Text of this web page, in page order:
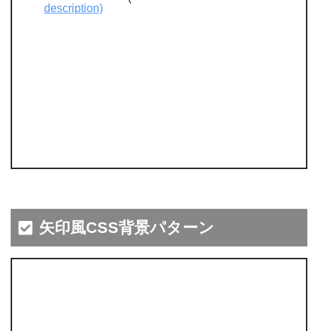
description)
矢印風CSS背景パターン